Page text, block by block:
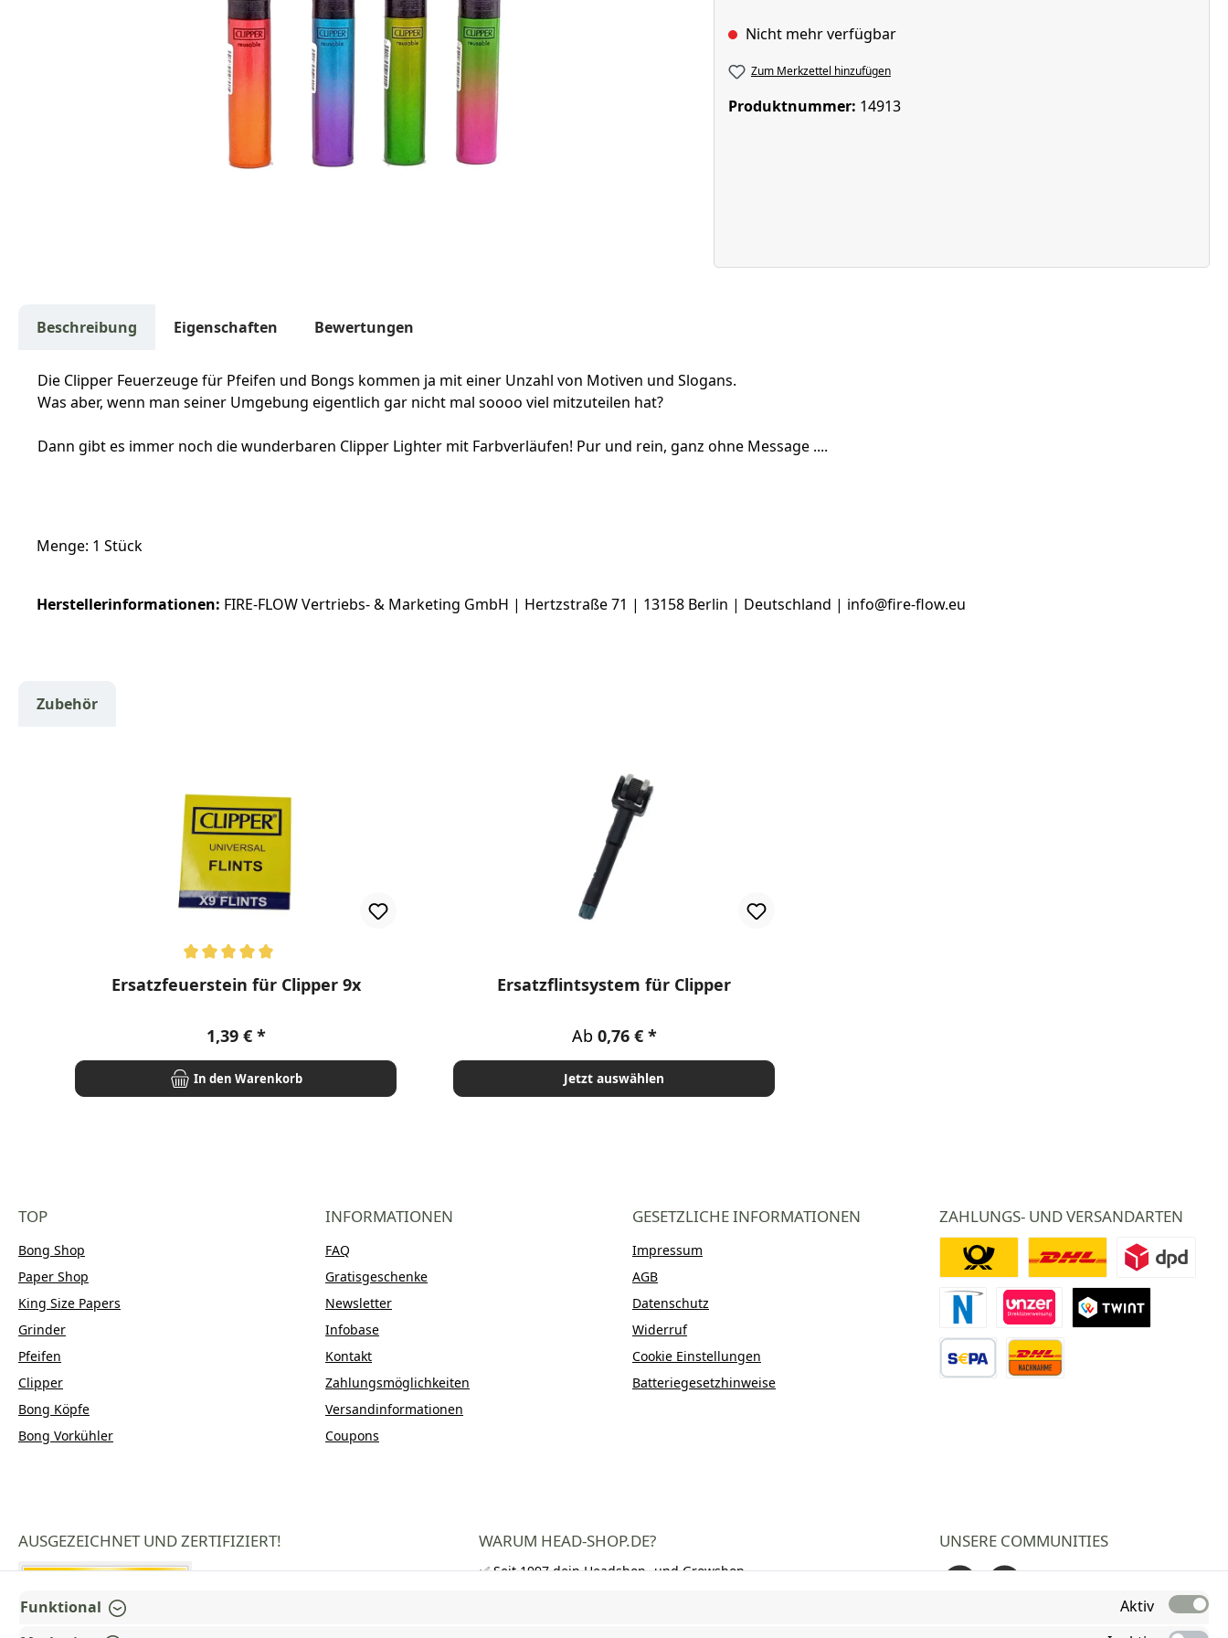
Nicht mehr verfügbar
Zum Merkzettel hinzufügen
Produktnummer: 14913
Beschreibung Eigenschaften Bewertungen
Die Clipper Feuerzeuge für Pfeifen und Bongs kommen ja mit einer Unzahl von Motiven und Slogans.
Was aber, wenn man seiner Umgebung eigentlich gar nicht mal soooo viel mitzuteilen hat?
Dann gibt es immer noch die wunderbaren Clipper Lighter mit Farbverläufen! Pur und rein, ganz ohne Message ....
Menge: 1 Stück
Herstellerinformationen: FIRE-FLOW Vertriebs- & Marketing GmbH | Hertzstraße 71 | 13158 Berlin | Deutschland | info@fire-flow.eu
Zubehör
Durchschnittliche Bewertung von 5 von 5 Sternen
Ersatzfeuerstein für Clipper 9x
Regulärer Preis:
1,39 €
In den Warenkorb
Ersatzflintsystem für Clipper
Regulärer Preis:
Ab 0,76 €
Jetzt auswählen
TOP
Bong Shop
Paper Shop
King Size Papers
Grinder
Pfeifen
Clipper
Bong Köpfe
Bong Vorkühler
INFORMATIONEN
FAQ
Gratisgeschenke
Newsletter
Infobase
Kontakt
Zahlungsmöglichkeiten
Versandinformationen
Coupons
GESETZLICHE INFORMATIONEN
Impressum
AGB
Datenschutz
Widerruf
Cookie Einstellungen
Batteriegesetzhinweise
ZAHLUNGS- UND VERSANDARTEN
Novalnet ZahlungDirektüberweisung
Deutsche PostDHL DPD
AUSGEZEICHNET UND ZERTIFIZIERT! WARUM HEAD-SHOP.DE?
✅ Seit 1997 dein Headshop- und Growshop-
UNSERE COMMUNITIES
Funktional
Aktiv